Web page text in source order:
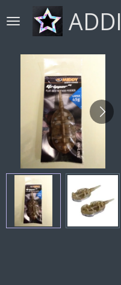
direct
hoofdinhoud